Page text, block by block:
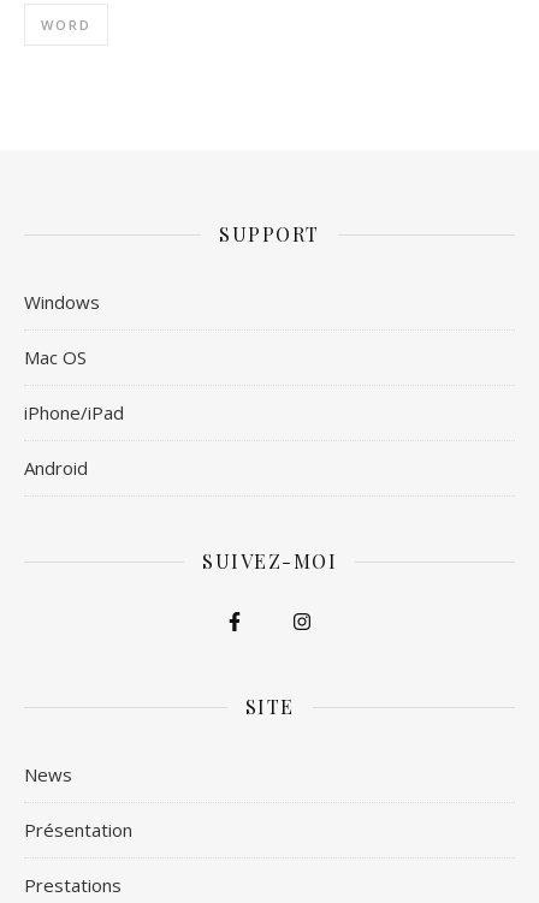
WORD
SUPPORT
Windows
Mac OS
iPhone/iPad
Android
SUIVEZ-MOI
SITE
News
Présentation
Prestations